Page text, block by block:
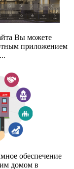
Вы можете
приложением
обеспечение
домом в